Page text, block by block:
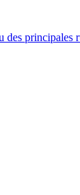
des principales